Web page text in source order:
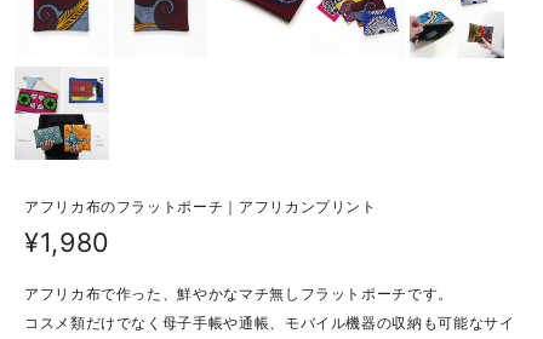
アフリカ布のフラットポーチ｜アフリカンプリント
¥1,980
アフリカ布で作った、鮮やかなマチ無しフラットポーチです。
コスメ類だけでなく母子手帳や通帳、モバイル機器の収納も可能なサイ